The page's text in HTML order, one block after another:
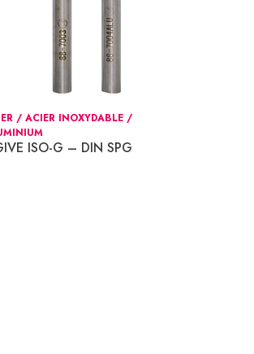
/ ACIER INOXYDABLE /
ISO-G – DIN SPG